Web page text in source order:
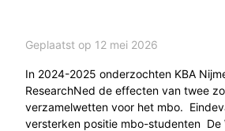
Geplaatst op 12 mei 2026
In 2024-2025 onderzochten KBA
ResearchNed de effecten van twee
verzamelwetten voor het mbo.
versterken positie mbo-studenten De